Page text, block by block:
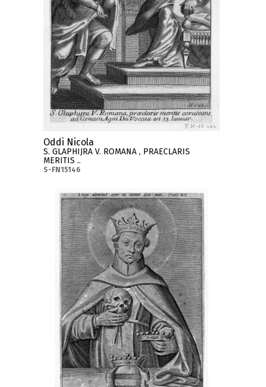
Oddi Nicola
S. GLAPHIJRA V. ROMANA , PRAECLARIS
MERITIS ..
S-FN15146